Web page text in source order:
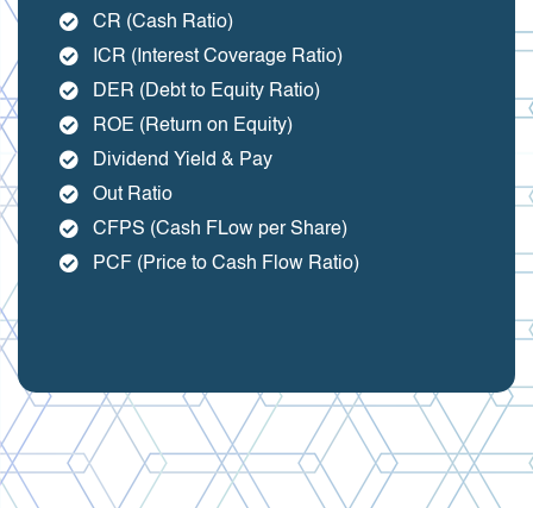
CR (Cash Ratio)
ICR (Interest Coverage Ratio)
DER (Debt to Equity Ratio)
ROE (Return on Equity)
Dividend Yield & Pay
Out Ratio
CFPS (Cash FLow per Share)
PCF (Price to Cash Flow Ratio)